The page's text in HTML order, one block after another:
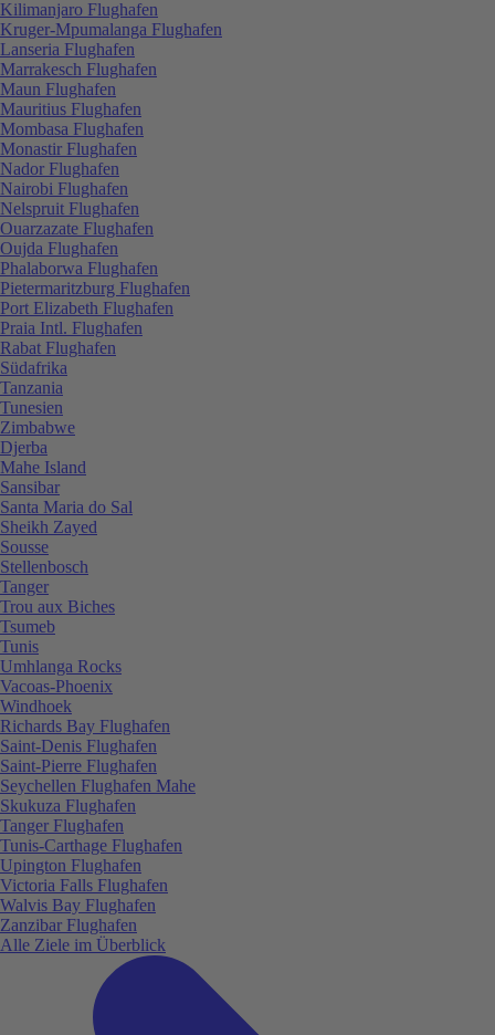
Kilimanjaro Flughafen
Kruger-Mpumalanga Flughafen
Lanseria Flughafen
Marrakesch Flughafen
Maun Flughafen
Mauritius Flughafen
Mombasa Flughafen
Monastir Flughafen
Nador Flughafen
Nairobi Flughafen
Nelspruit Flughafen
Ouarzazate Flughafen
Oujda Flughafen
Phalaborwa Flughafen
Pietermaritzburg Flughafen
Port Elizabeth Flughafen
Praia Intl. Flughafen
Rabat Flughafen
Südafrika
Tanzania
Tunesien
Zimbabwe
Djerba
Mahe Island
Sansibar
Santa Maria do Sal
Sheikh Zayed
Sousse
Stellenbosch
Tanger
Trou aux Biches
Tsumeb
Tunis
Umhlanga Rocks
Vacoas-Phoenix
Windhoek
Richards Bay Flughafen
Saint-Denis Flughafen
Saint-Pierre Flughafen
Seychellen Flughafen Mahe
Skukuza Flughafen
Tanger Flughafen
Tunis-Carthage Flughafen
Upington Flughafen
Victoria Falls Flughafen
Walvis Bay Flughafen
Zanzibar Flughafen
Alle Ziele im Überblick